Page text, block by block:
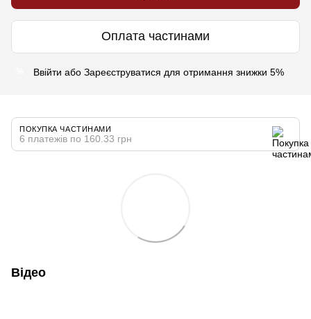
Оплата частинами
Ввійти або Зареєструватися для отримання знижки 5%
ПОКУПКА ЧАСТИНАМИ
6 платежів по 160.33 грн
Відео